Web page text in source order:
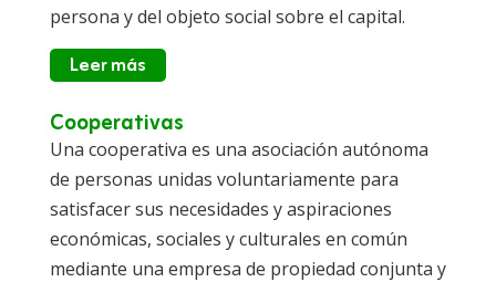
persona y del objeto social sobre el capital.
Leer más
Cooperativas
Una cooperativa es una asociación autónoma
de personas unidas voluntariamente para
satisfacer sus necesidades y aspiraciones
económicas, sociales y culturales en común
mediante una empresa de propiedad conjunta y